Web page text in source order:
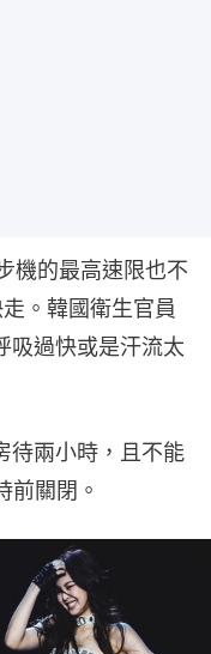
機的最高速限也不
。韓國衛生官員
吸過快或是汗流太
待兩小時，且不能
前關閉。